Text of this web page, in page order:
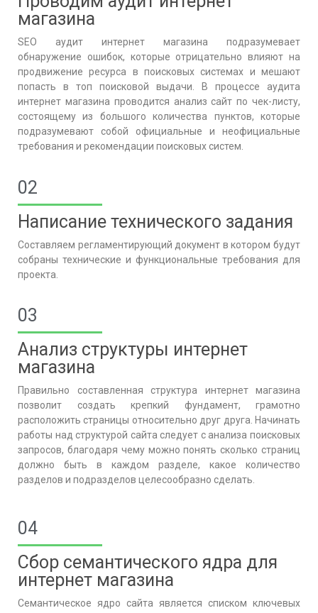
магазина
SEO аудит интернет магазина подразумевает
обнаружение ошибок, которые отрицательно влияют на
продвижение ресурса в поисковых системах и мешают
попасть в топ поисковой выдачи. В процессе аудита
интернет магазина проводится анализ сайт по чек-листу,
состоящему из большого количества пунктов, которые
подразумевают собой официальные и неофициальные
требования и рекомендации поисковых систем.
02
Написание технического задания
Составляем регламентирующий документ в котором будут
собраны технические и функциональные требования для
проекта.
03
Анализ структуры интернет
магазина
Правильно составленная структура интернет магазина
позволит создать крепкий фундамент, грамотно
расположить страницы относительно друг друга. Начинать
работы над структурой сайта следует с анализа поисковых
запросов, благодаря чему можно понять сколько страниц
должно быть в каждом разделе, какое количество
разделов и подразделов целесообразно сделать.
04
Сбор семантического ядра для
интернет магазина
Семантическое ядро сайта является списком ключевых